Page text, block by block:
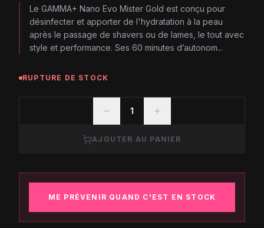
Le GAMMA+ Nano Evo Mister Gold est conçu pour
désinfecter et apporter de l'hydratation à la peau
après le passage de shavers ou de lames, le tout avec
style et performance. Ses 60 minutes d’autonom...
RUPTURE DE STOCK
1
AJOUTER AU PANIER
ME PRÉVENIR QUAND C'EST EN STOCK